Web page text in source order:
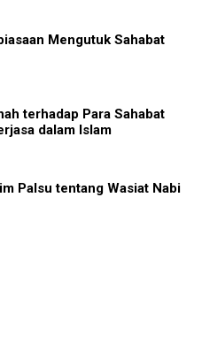
Mengutuk Sahabat
terhadap Para Sahabat
dalam Islam
Palsu tentang Wasiat Nabi